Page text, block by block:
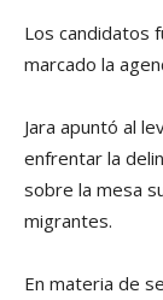
Los candidatos
marcado la
Jara apuntó al
enfrentar la
sobre la mesa
migrantes.
En materia de